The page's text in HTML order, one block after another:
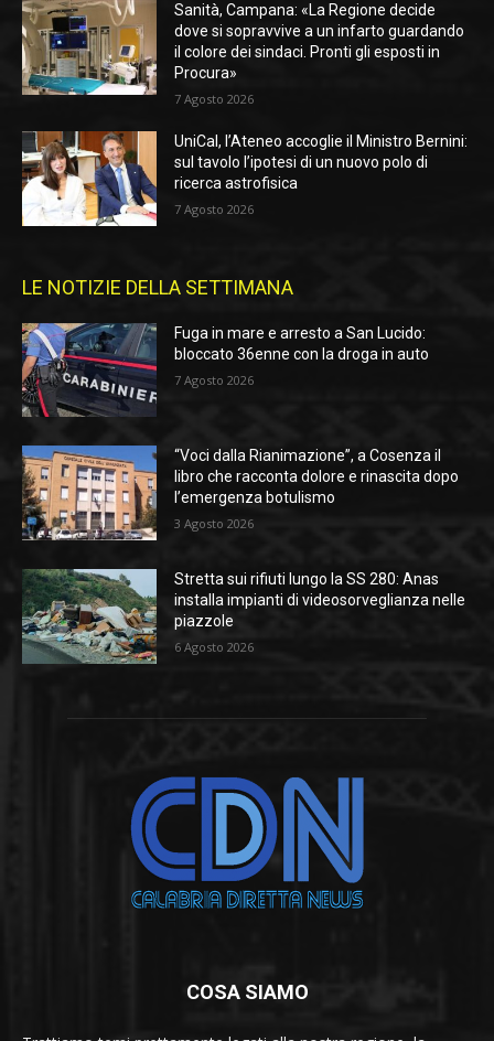
Sanità, Campana: «La Regione decide
dove si sopravvive a un infarto guardando
il colore dei sindaci. Pronti gli esposti in
Procura»
7 Agosto 2026
UniCal, l’Ateneo accoglie il Ministro Bernini:
sul tavolo l’ipotesi di un nuovo polo di
ricerca astrofisica
7 Agosto 2026
LE NOTIZIE DELLA SETTIMANA
Fuga in mare e arresto a San Lucido:
bloccato 36enne con la droga in auto
7 Agosto 2026
“Voci dalla Rianimazione”, a Cosenza il
libro che racconta dolore e rinascita dopo
l’emergenza botulismo
3 Agosto 2026
Stretta sui rifiuti lungo la SS 280: Anas
installa impianti di videosorveglianza nelle
piazzole
6 Agosto 2026
COSA SIAMO